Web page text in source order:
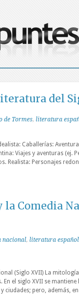
del
de Tormes, literatura
Caballerías:
Viajes y aventuras (ej.
Realista: Personajes
la Comedia
nacional, literatura
(Siglo XVII) La
En el siglo XVII se
ciudades; pero, además,